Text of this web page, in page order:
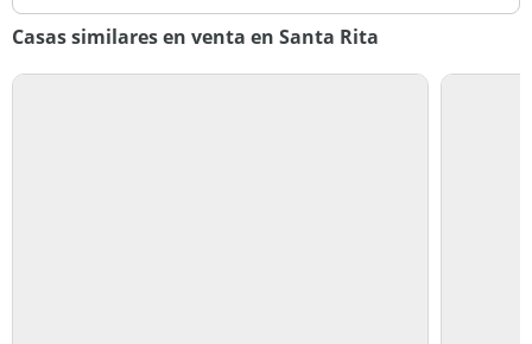
Casas similares en venta en Santa Rita